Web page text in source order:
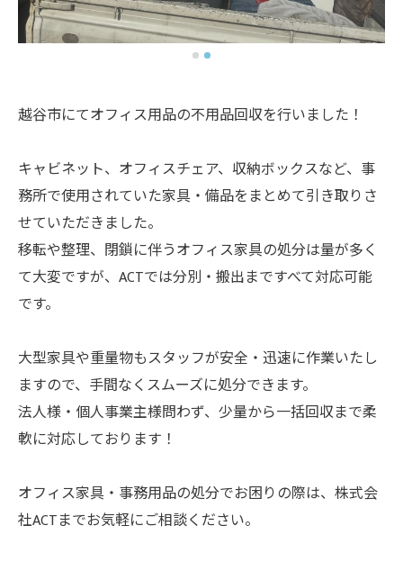
越谷市にてオフィス用品の不用品回収を行いました！
キャビネット、オフィスチェア、収納ボックスなど、事
務所で使用されていた家具・備品をまとめて引き取りさ
せていただきました。
移転や整理、閉鎖に伴うオフィス家具の処分は量が多く
て大変ですが、ACTでは分別・搬出まですべて対応可能
です。
大型家具や重量物もスタッフが安全・迅速に作業いたし
ますので、手間なくスムーズに処分できます。
法人様・個人事業主様問わず、少量から一括回収まで柔
軟に対応しております！
オフィス家具・事務用品の処分でお困りの際は、株式会
社ACTまでお気軽にご相談ください。